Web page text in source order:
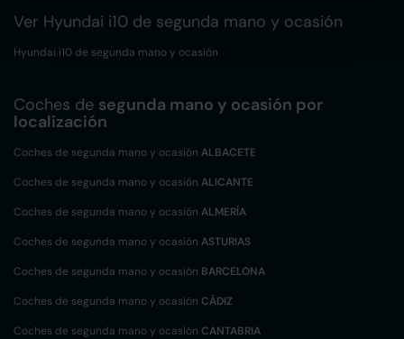
Ver Hyundai i10 de segunda mano y ocasión
Hyundai i10 de segunda mano y ocasión
Coches de segunda mano y ocasión por
localización
Coches de segunda mano y ocasión ALBACETE
Coches de segunda mano y ocasión ALICANTE
Coches de segunda mano y ocasión ALMERÍA
Coches de segunda mano y ocasión ASTURIAS
Coches de segunda mano y ocasión BARCELONA
Coches de segunda mano y ocasión CÁDIZ
Coches de segunda mano y ocasión CANTABRIA